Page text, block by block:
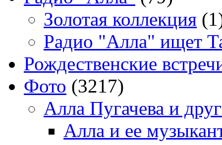
Золотая коллекция
Радио "Алла" ищет
Рождественские
Фото (3217)
Алла Пугачева и
Алла и ее